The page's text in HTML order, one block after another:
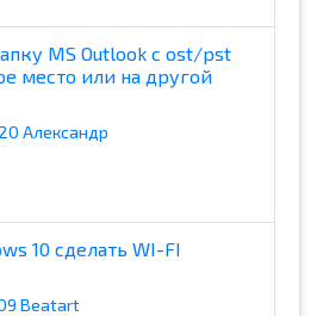
MS Outlook с ost/pst
место или на другой
Александр
10 сделать WI-FI
Beatart